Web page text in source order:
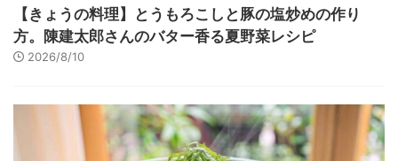
【きょうの料理】とうもろこしと豚の塩炒めの作り
方。陳建太郎さんのバター香る夏野菜レシピ
2026/8/10